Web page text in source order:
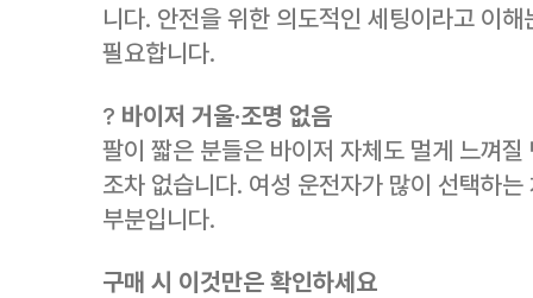
니다. 안전을 위한 의도적인 세팅이라고 이
필요합니다.
? 바이저 거울·조명 없음
팔이 짧은 분들은 바이저 자체도 멀게 느껴
조차 없습니다. 여성 운전자가 많이 선택하
부분입니다.
구매 시 이것만은 확인하세요